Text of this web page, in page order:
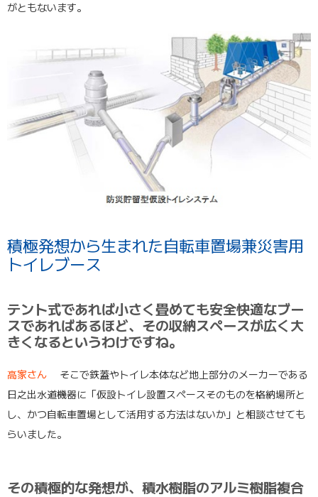
がともないます。
積極発想から生まれた自転車置場兼災害用
トイレブース
テント式であれば小さく畳めても安全快適なブー
スであればあるほど、その収納スペースが広く大
きくなるというわけですね。
高家さん そこで鉄蓋やトイレ本体など地上部分のメーカーである
日之出水道機器に「仮設トイレ設置スペースそのものを格納場所と
し、かつ自転車置場として活用する方法はないか」と相談させても
らいました。
その積極的な発想が、積水樹脂のアルミ樹脂複合